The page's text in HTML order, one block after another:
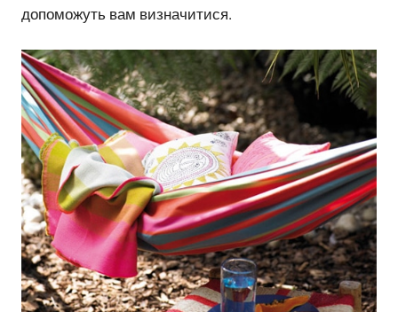
допоможуть вам визначитися.